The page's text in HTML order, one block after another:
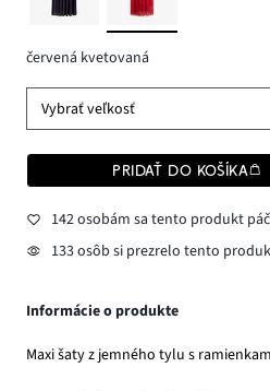
červená kvetovaná
Vybrať veľkosť
PRIDAŤ DO KOŠÍKA
142 osobám sa tento produkt
133 osôb si prezrelo tento
Informácie o produkte
Maxi šaty z jemného tylu s